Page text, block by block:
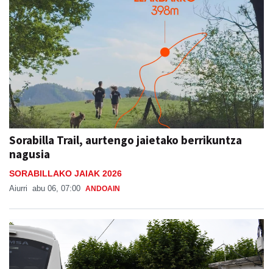
Sorabilla Trail, aurtengo jaietako berrikuntza
nagusia
SORABILLAKO JAIAK 2026
Aiurri abu 06, 07:00 ANDOAIN